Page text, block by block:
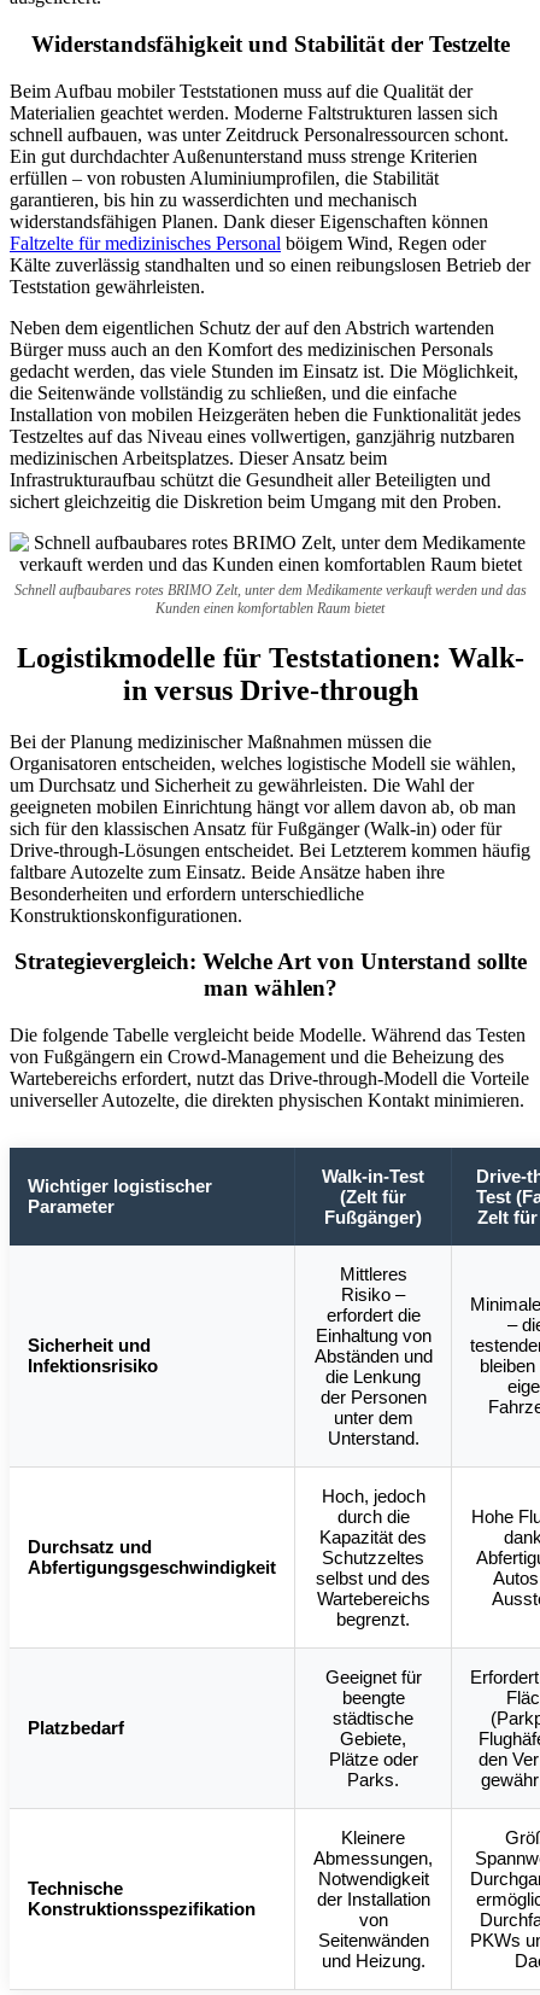
Widerstandsfähigkeit und Stabilität der Testzelte
Beim Aufbau mobiler Teststationen muss auf die Qualität der
Materialien geachtet werden. Moderne Faltstrukturen lassen sich
schnell aufbauen, was unter Zeitdruck Personalressourcen schont.
Ein gut durchdachter Außenunterstand muss strenge Kriterien
erfüllen – von robusten Aluminiumprofilen, die Stabilität
garantieren, bis hin zu wasserdichten und mechanisch
widerstandsfähigen Planen. Dank dieser Eigenschaften können
Faltzelte für medizinisches Personal böigem Wind, Regen oder
Kälte zuverlässig standhalten und so einen reibungslosen Betrieb der
Teststation gewährleisten.
Neben dem eigentlichen Schutz der auf den Abstrich wartenden
Bürger muss auch an den Komfort des medizinischen Personals
gedacht werden, das viele Stunden im Einsatz ist. Die Möglichkeit,
die Seitenwände vollständig zu schließen, und die einfache
Installation von mobilen Heizgeräten heben die Funktionalität jedes
Testzeltes auf das Niveau eines vollwertigen, ganzjährig nutzbaren
medizinischen Arbeitsplatzes. Dieser Ansatz beim
Infrastrukturaufbau schützt die Gesundheit aller Beteiligten und
sichert gleichzeitig die Diskretion beim Umgang mit den Proben.
Schnell aufbaubares rotes BRIMO Zelt, unter dem Medikamente verkauft werden und das
Kunden einen komfortablen Raum bietet
Logistikmodelle für Teststationen: Walk-
in versus Drive-through
Bei der Planung medizinischer Maßnahmen müssen die
Organisatoren entscheiden, welches logistische Modell sie wählen,
um Durchsatz und Sicherheit zu gewährleisten. Die Wahl der
geeigneten mobilen Einrichtung hängt vor allem davon ab, ob man
sich für den klassischen Ansatz für Fußgänger (Walk-in) oder für
Drive-through-Lösungen entscheidet. Bei Letzterem kommen häufig
faltbare Autozelte zum Einsatz. Beide Ansätze haben ihre
Besonderheiten und erfordern unterschiedliche
Konstruktionskonfigurationen.
Strategievergleich: Welche Art von Unterstand sollte
man wählen?
Die folgende Tabelle vergleicht beide Modelle. Während das Testen
von Fußgängern ein Crowd-Management und die Beheizung des
Wartebereichs erfordert, nutzt das Drive-through-Modell die Vorteile
universeller Autozelte, die direkten physischen Kontakt minimieren.
Wichtiger logistischer
Parameter
Walk-in-Test
(Zelt für
Fußgänger)
Drive-
Test
Zelt
Sicherheit und
Infektionsrisiko
Mittleres
Risiko –
erfordert die
Einhaltung von
Abständen und
die Lenkung
der Personen
unter dem
Unterstand.
–
bleiben
Durchsatz und
Abfertigungsgeschwindigkeit
Hoch, jedoch
durch die
Kapazität des
Schutzzeltes
selbst und des
Wartebereichs
begrenzt.
Hohe
Platzbedarf
Geeignet für
beengte
städtische
Gebiete,
Plätze oder
Parks.
den
Technische
Konstruktionsspezifikation
Kleinere
Abmessungen,
Notwendigkeit
der Installation
von
Seitenwänden
und Heizung.
PKWs